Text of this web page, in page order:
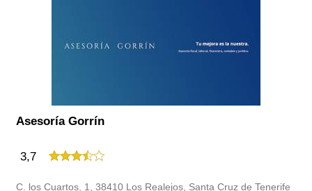
Asesoría Gorrín
3,7
C. los Cuartos, 1, 38410 Los Realejos, Santa Cruz de Tenerife